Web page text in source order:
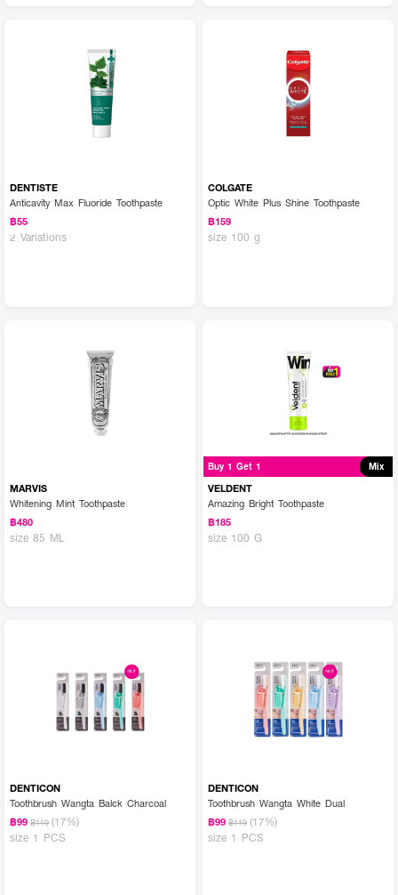
DENTISTE
Anticavity Max Fluoride Toothpaste
฿55
2 Variations
COLGATE
Optic White Plus Shine Toothpaste
฿159
size 100 g
MARVIS
Whitening Mint Toothpaste
฿480
size 85 ML
Buy 1 Get 1 Mix
VELDENT
Amazing Bright Toothpaste
฿185
size 100 G
DENTICON
Toothbrush Wangta Balck Charcoal
฿99 ฿119 (17%)
size 1 PCS
DENTICON
Toothbrush Wangta White Dual
฿99 ฿119 (17%)
size 1 PCS